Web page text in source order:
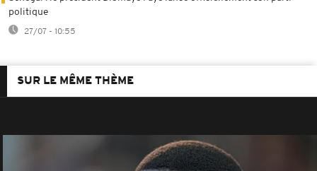
politique
27/07 - 10:55
SUR LE MÊME THÈME